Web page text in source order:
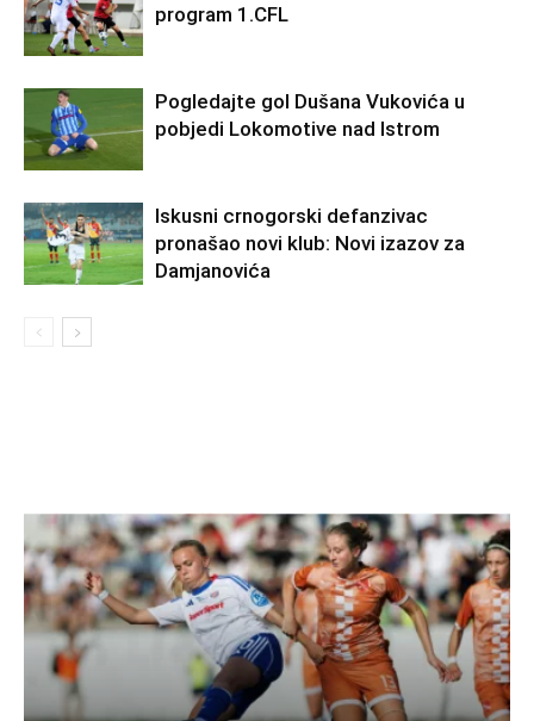
program 1.CFL
Pogledajte gol Dušana Vukovića u
pobjedi Lokomotive nad Istrom
Iskusni crnogorski defanzivac
pronašao novi klub: Novi izazov za
Damjanovića